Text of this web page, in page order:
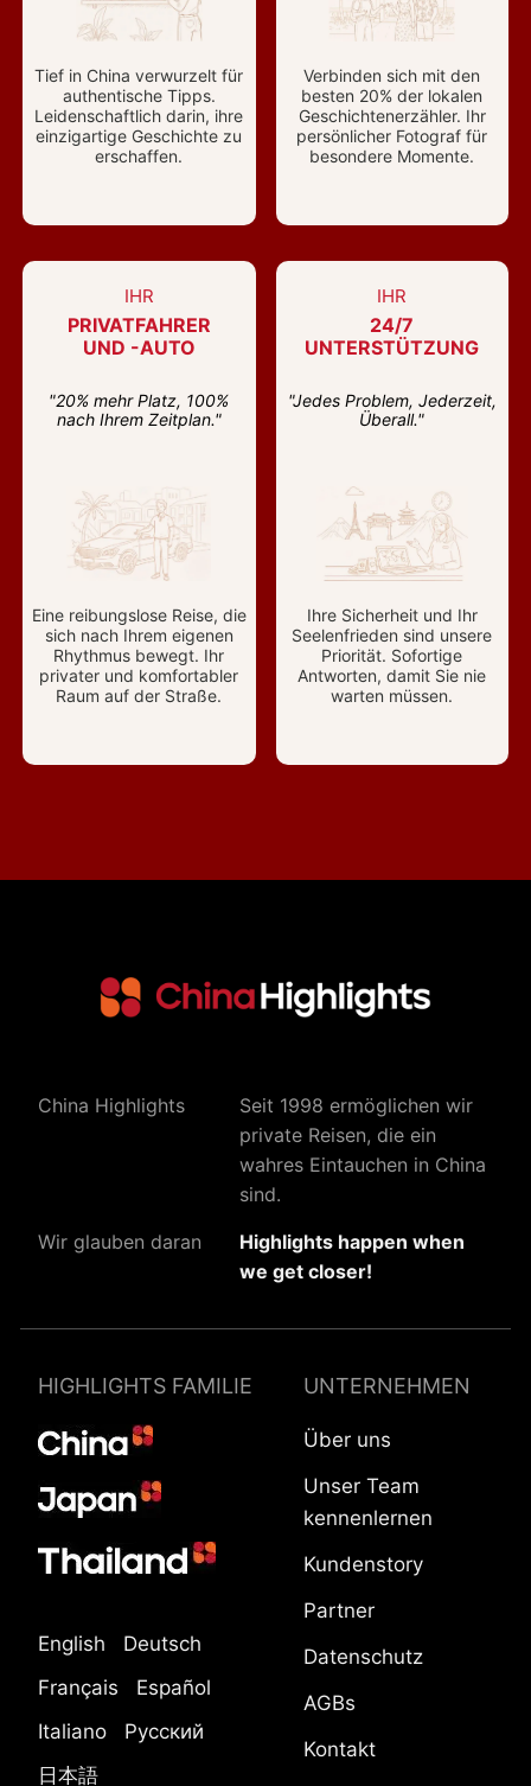
Tief in China verwurzelt für
authentische Tipps.
Leidenschaftlich darin, ihre
einzigartige Geschichte zu
erschaffen.
Verbinden sich mit den
besten 20% der lokalen
Geschichtenerzähler. Ihr
persönlicher Fotograf für
besondere Momente.
IHR
PRIVATFAHRER
UND -AUTO
"20% mehr Platz, 100%
nach Ihrem Zeitplan."
Eine reibungslose Reise, die
sich nach Ihrem eigenen
Rhythmus bewegt. Ihr
privater und komfortabler
Raum auf der Straße.
IHR
24/7
UNTERSTÜTZUNG
"Jedes Problem, Jederzeit,
Überall."
Ihre Sicherheit und Ihr
Seelenfrieden sind unsere
Priorität. Sofortige
Antworten, damit Sie nie
warten müssen.
China Highlights
Seit 1998 ermöglichen wir
private Reisen, die ein
wahres Eintauchen in China
sind.
Wir glauben daran
Highlights happen when
we get closer!
HIGHLIGHTS FAMILIE
English
Deutsch
Français
Español
Italiano
Русский
日本語
UNTERNEHMEN
Über uns
Unser Team
kennenlernen
Kundenstory
Partner
Datenschutz
AGBs
Kontakt